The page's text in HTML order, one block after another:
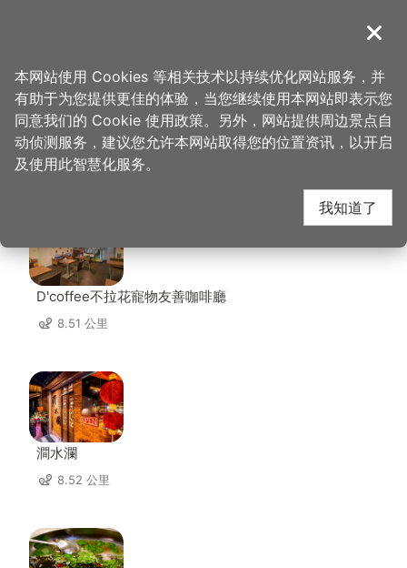
導覽
首页 > 想去的地方 > 美食、购物 > 佳乐蛋糕
佳乐蛋糕 周边店家
D'coffee不拉花寵物友善咖啡廳
8.51 公里
澗水瀾
8.52 公里
关闭
本网站使用 Cookies 等相关技术以持续优化网站服务，并
有助于为您提供更佳的体验，当您继续使用本网站即表示您
同意我们的 Cookie 使用政策。另外，网站提供周边景点自
动侦测服务，建议您允许本网站取得您的位置资讯，以开启
及使用此智慧化服务。
我知道了